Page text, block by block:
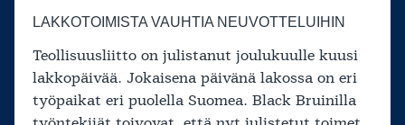
LAKKOTOIMISTA VAUHTIA NEUVOTTELUIHIN
Teollisuusliitto on julistanut joulukuulle kuusi
lakkopäivää. Jokaisena päivänä lakossa on eri
työpaikat eri puolella Suomea. Black Bruinilla